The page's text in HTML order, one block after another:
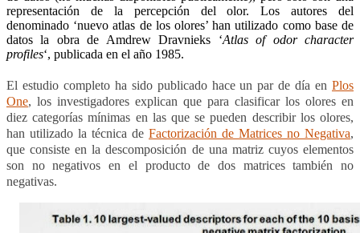
representación de la percepción del olor. Los autores del
denominado ‘nuevo atlas de los olores’ han utilizado como base de
datos la obra de Amdrew Dravnieks ‘Atlas of odor character
profiles‘, publicada en el año 1985.
El estudio completo ha sido publicado hace un par de día en Plos
One, los investigadores explican que para clasificar los olores en
diez categorías mínimas en las que se pueden describir los olores,
han utilizado la técnica de Factorización de Matrices no Negativa,
que consiste en la descomposición de una matriz cuyos elementos
son no negativos en el producto de dos matrices también no
negativas.